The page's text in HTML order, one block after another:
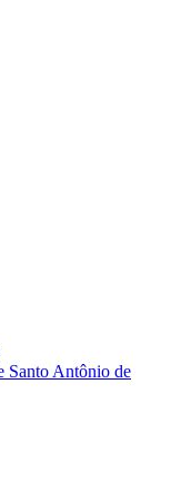
Santo Antônio de